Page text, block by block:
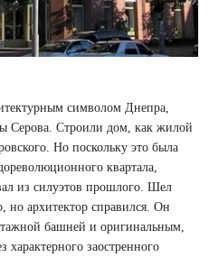
символом Днепра,
Серова. Строили дом, как жилой
Но поскольку это была
квартала,
из силуэтов прошлого. Шел
но архитектор справился. Он
башней и оригинальным,
заостренного